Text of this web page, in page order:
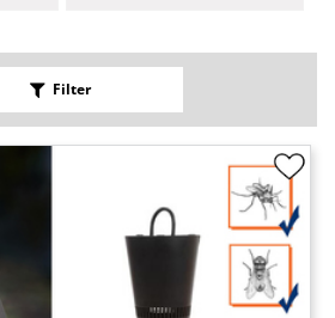
Filter